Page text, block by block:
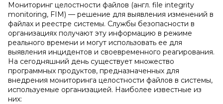
Мониторинг целостности файлов (англ. file integrity
monitoring, FIM) — решение для выявления изменений в
файлах и реестре системы. Службы безопасности в
организациях получают эту информацию в режиме
реального времени и могут использовать ее для
выявления инцидентов и своевременного реагирования.
На сегодняшний день существует множество
программных продуктов, предназначенных для
внедрения мониторинга целостности файлов в системы,
используемые организацией. Наиболее известные из
них: